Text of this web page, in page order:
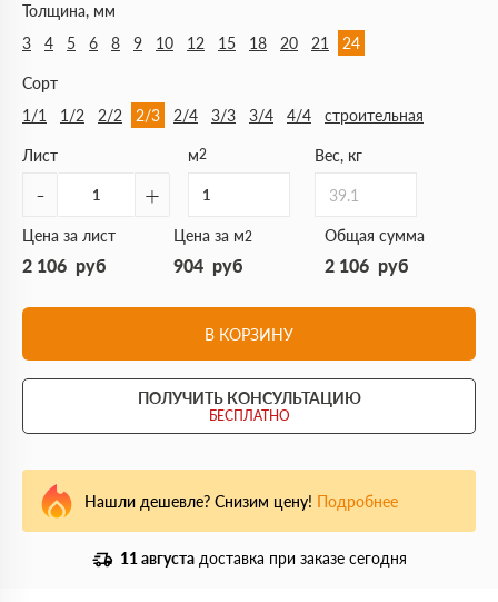
Толщина, мм
3
4 5 6 8 9 10 12 15 18 20 21 24
Сорт
1/1
1/2 2/2 2/3 2/4 3/3 3/4 4/4 строительная
Лист
- +
м2 Вес, кг
39.1
Цена за лист
2 106 руб
Цена за м2
904 руб
Общая сумма
2 106 руб
В КОРЗИНУ
ПОЛУЧИТЬ КОНСУЛЬТАЦИЮ
БЕСПЛАТНО
Нашли дешевле? Снизим цену! Подробнее
11 августа доставка при заказе сегодня